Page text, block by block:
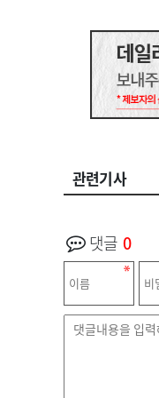
관련기사
댓글 0